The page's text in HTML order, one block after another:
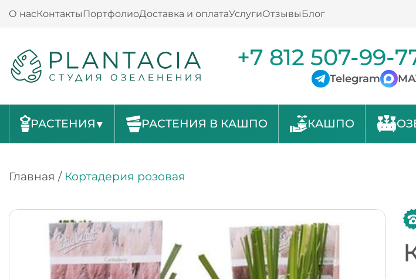
О насКонтакты ПортфолиоДоставка и оплатаУслугиОтзывы Блог
+7 812 507-99-
Telegram
РАСТЕНИЯ РАСТЕНИЯ В КАШПО КАШПО
Главная / Кортадерия розовая